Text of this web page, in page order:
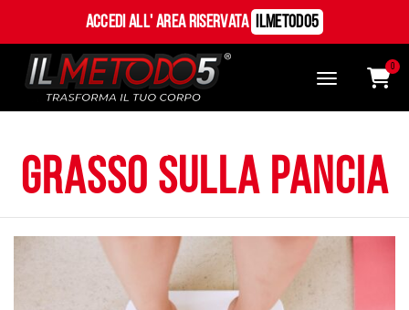
Accedi all' Area Riservata ILMetodo5
0
grasso sulla pancia